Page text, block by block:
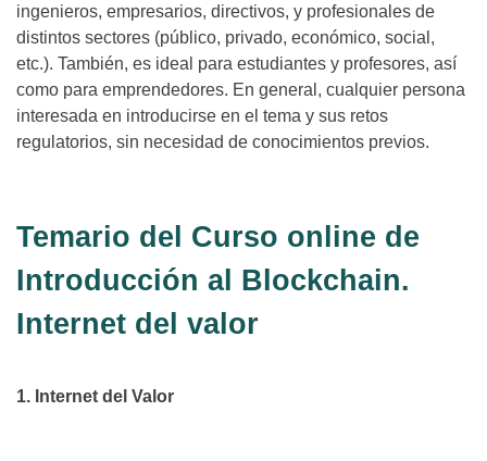
ingenieros, empresarios, directivos, y profesionales de
distintos sectores (público, privado, económico, social,
etc.). También, es ideal para estudiantes y profesores, así
como para emprendedores. En general, cualquier persona
interesada en introducirse en el tema y sus retos
regulatorios, sin necesidad de conocimientos previos.
Temario del Curso online de
Introducción al Blockchain.
Internet del valor
1. Internet del Valor